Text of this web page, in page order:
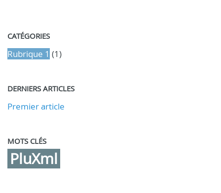
CATÉGORIES
Rubrique 1 (1)
DERNIERS ARTICLES
Premier article
MOTS CLÉS
PluXml